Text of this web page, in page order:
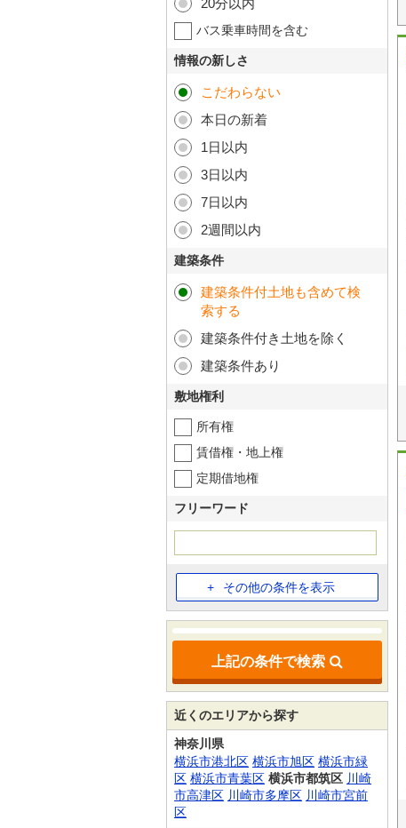
20分以内
バス乗車時間を含む
情報の新しさ
こだわらない
本日の新着
1日以内
3日以内
7日以内
2週間以内
建築条件
建築条件付土地も含めて検
索する
建築条件付き土地を除く
建築条件あり
敷地権利
所有権
賃借権・地上権
定期借地権
フリーワード
その他の条件を表示
上記の条件で検索
近くのエリアから探す
神奈川県
横浜市港北区 横浜市旭区 横浜市緑
区 横浜市青葉区 横浜市都筑区 川崎
市高津区 川崎市多摩区 川崎市宮前
区